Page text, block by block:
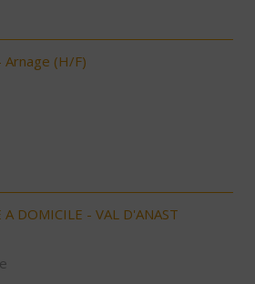
Arnage (H/F)
A DOMICILE - VAL D'ANAST